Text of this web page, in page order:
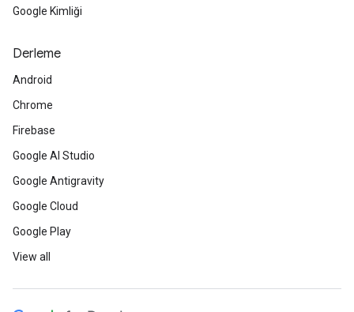
Google Kimliği
Derleme
Android
Chrome
Firebase
Google AI Studio
Google Antigravity
Google Cloud
Google Play
View all